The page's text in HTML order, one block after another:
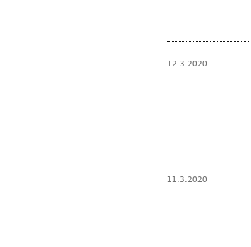
12.3.2020
11.3.2020